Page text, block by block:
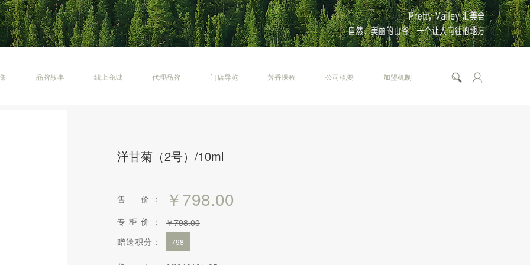
品牌故事 线上商城 代理品牌 门店导览 芳香课程 公司概要 加盟机制
洋甘菊（2号）/10ml
售 价： ￥798.00
专柜价： ￥798.00
赠送积分：
798